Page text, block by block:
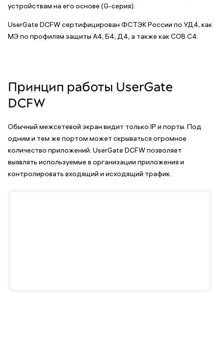
устройствам на его основе (G-серия).
UserGate DCFW сертифицирован ФСТЭК России по УД4, как
МЭ по профилям защиты А4, Б4, Д4, а также как СОВ С4.
Принцип работы UserGate
DCFW
Обычный межсетевой экран видит только IP и порты. Под
одним и тем же портом может скрываться огромное
количество приложений. UserGate DCFW позволяет
выявлять используемые в организации приложения и
контролировать входящий и исходящий трафик.